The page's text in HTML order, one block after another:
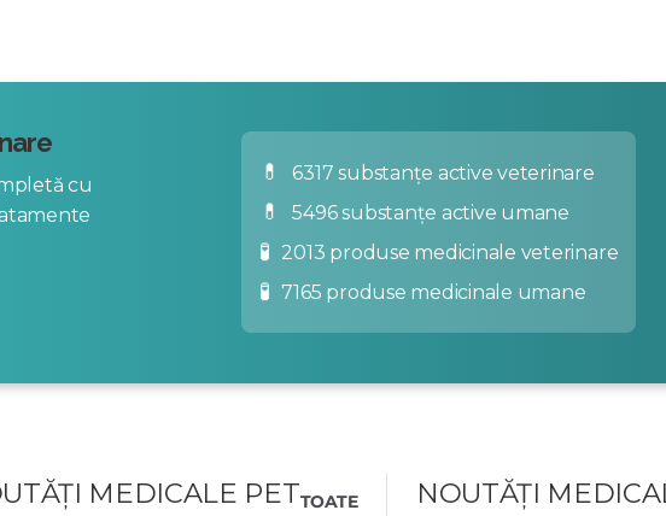
cu
💊 6317 substanțe active veterinare
💊 5496 substanțe active umane
🧪 2013 produse medicinale veterinare
🧪 7165 produse medicinale umane
MEDICALE PETTOATE
NOUTĂȚI